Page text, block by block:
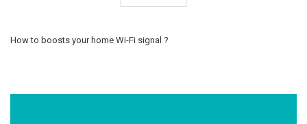
How to boosts your home Wi-Fi signal ?